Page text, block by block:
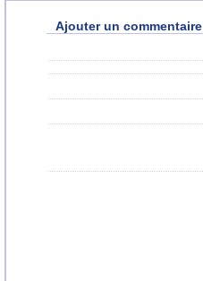
Ajouter un commentaire